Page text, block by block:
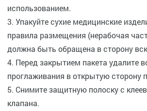
использованием.
3. Упакуйте сухие медицинские
правила размещения (нерабочая
должна быть обращена в сторону
4. Перед закрытием пакета удалите
проглаживания в открытую сторону
5. Снимите защитную полоску с
клапана.